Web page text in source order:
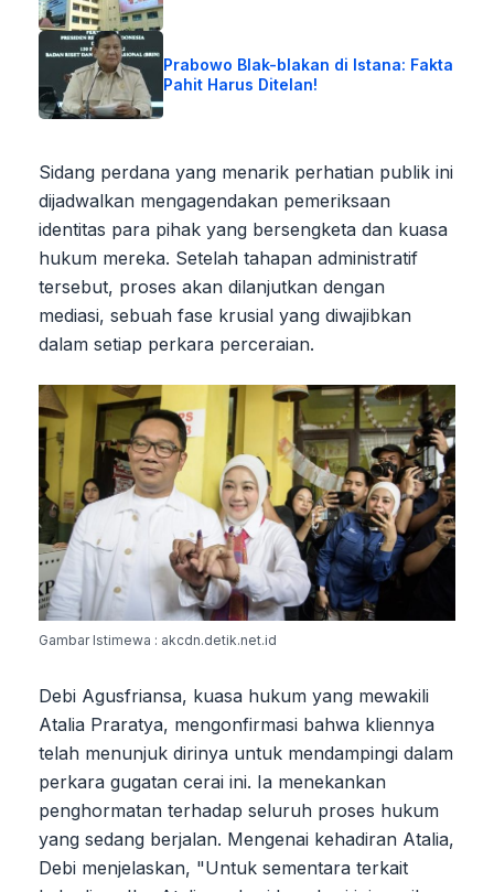
Prabowo Blak-blakan di Istana: Fakta
Pahit Harus Ditelan!
Sidang perdana yang menarik perhatian publik ini
dijadwalkan mengagendakan pemeriksaan
identitas para pihak yang bersengketa dan kuasa
hukum mereka. Setelah tahapan administratif
tersebut, proses akan dilanjutkan dengan
mediasi, sebuah fase krusial yang diwajibkan
dalam setiap perkara perceraian.
Gambar Istimewa : akcdn.detik.net.id
Debi Agusfriansa, kuasa hukum yang mewakili
Atalia Praratya, mengonfirmasi bahwa kliennya
telah menunjuk dirinya untuk mendampingi dalam
perkara gugatan cerai ini. Ia menekankan
penghormatan terhadap seluruh proses hukum
yang sedang berjalan. Mengenai kehadiran Atalia,
Debi menjelaskan, "Untuk sementara terkait